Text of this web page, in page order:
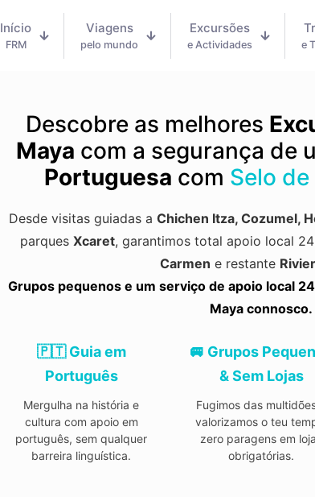
Início
FRM
Viagens
pelo mundo
Excursões
e Actividades e
Descobre as melhores
Maya com a segurança de
Portuguesa com Selo
Desde visitas guiadas a Chichen Itza, Cozumel,
parquesXcaret, garantimos total apoio local
Carmen e restante
Grupos pequenos e um serviço de apoio local
Maya connosco.
🇵🇹 Guia em
Português
Mergulha na história e
cultura com apoio em
português, sem qualquer
barreira linguística.
🚐 Grupos
& Sem Lojas
Fugimos das
valorizamos o teu
zero paragens em
obrigatórias.